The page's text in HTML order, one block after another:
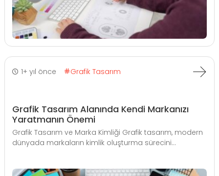
1+ yıl önce Grafik Tasarım
Grafik Tasarım Alanında Kendi Markanızı
Yaratmanın Önemi
Grafik Tasarım ve Marka Kimliği Grafik tasarım, modern
dünyada markaların kimlik oluşturma sürecini...